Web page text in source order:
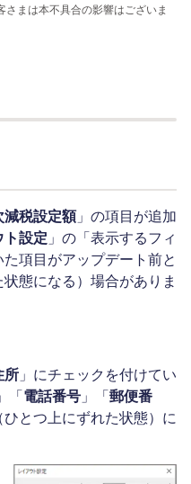
さまは本不具合の影響はございま
減税設定額」の項目が追加
ト設定 」の「表示するフィ
項目がアップデート前と
態になる）場合がありま
所 」にチェックを付けてい
」「電話番号 」「郵便番
とつ上にずれた状態）に